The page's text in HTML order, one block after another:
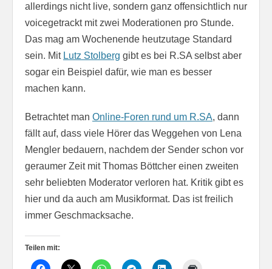
allerdings nicht live, sondern ganz offensichtlich nur
voicegetrackt mit zwei Moderationen pro Stunde.
Das mag am Wochenende heutzutage Standard
sein. Mit Lutz Stolberg gibt es bei R.SA selbst aber
sogar ein Beispiel dafür, wie man es besser
machen kann.
Betrachtet man Online-Foren rund um R.SA, dann
fällt auf, dass viele Hörer das Weggehen von Lena
Mengler bedauern, nachdem der Sender schon vor
geraumer Zeit mit Thomas Böttcher einen zweiten
sehr beliebten Moderator verloren hat. Kritik gibt es
hier und da auch am Musikformat. Das ist freilich
immer Geschmacksache.
Teilen mit: